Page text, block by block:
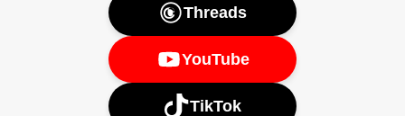
Threads
YouTube
TikTok